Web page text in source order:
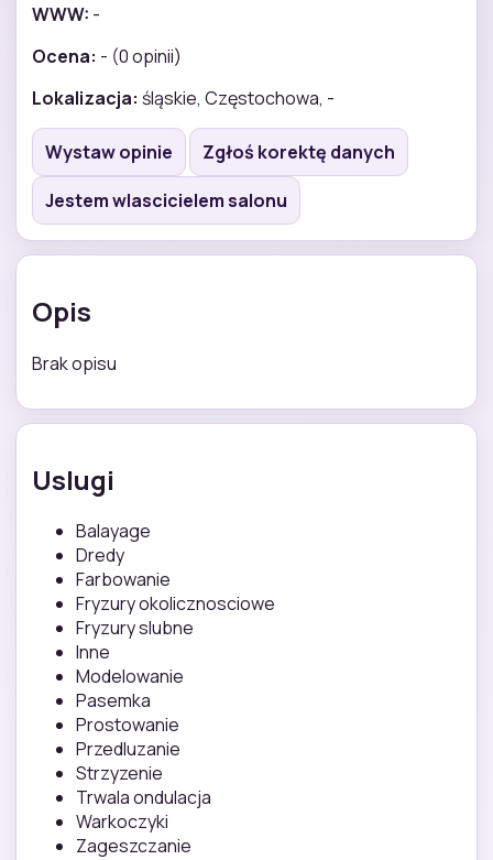
WWW: -
Ocena: - (0 opinii)
Lokalizacja: śląskie, Częstochowa, -
Wystaw opinie
Zgłoś korektę danych
Jestem wlascicielem salonu
Opis
Brak opisu
Uslugi
Balayage
Dredy
Farbowanie
Fryzury okolicznosciowe
Fryzury slubne
Inne
Modelowanie
Pasemka
Prostowanie
Przedluzanie
Strzyzenie
Trwala ondulacja
Warkoczyki
Zageszczanie